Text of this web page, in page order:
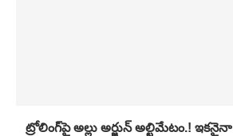
ట్రోలింగ్‌పై అల్లు అర్జున్ అల్టిమేటం.! ఇకనైనా